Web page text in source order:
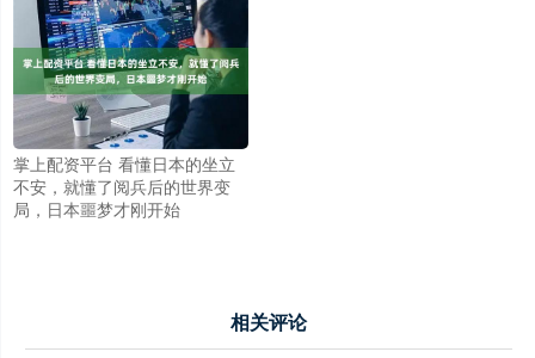
掌上配资平台 看懂日本的坐立
不安，就懂了阅兵后的世界变
局，日本噩梦才刚开始
相关评论